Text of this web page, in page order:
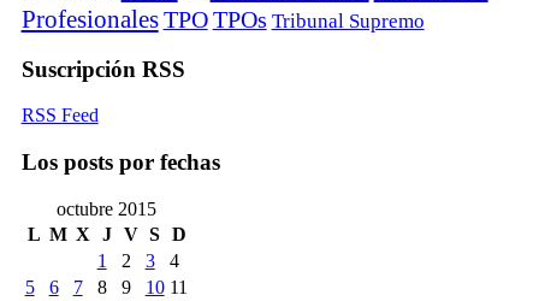
Profesionales TPO TPOs Tribunal Supremo
Suscripción RSS
RSS Feed
Los posts por fechas
octubre 2015
L M X J V S D
1 2 3
4
5
6 7 8 9 10 11